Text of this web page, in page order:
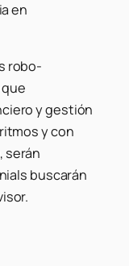
en
robo-
y gestión
y con
serán
buscarán